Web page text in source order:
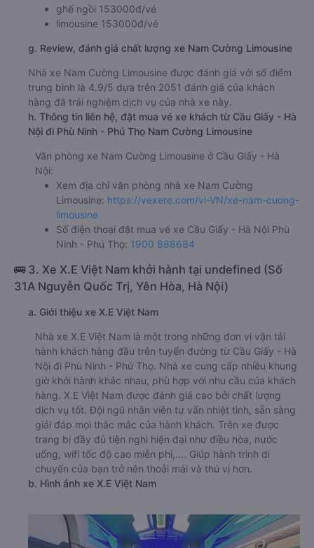
f. Giá vé giá xe khách đi Phù Ninh - Phú Thọ từ Cầu Giấy -
limousine 153000đ/vé
g. Review, đánh giá chất lượng xe Nam Cường Limousine
Nhà xe Nam Cường Limousine được đánh giá với số điểm
trung bình là 4.9/5 dựa trên 2051 đánh giá của khách
hàng đã trải nghiệm dịch vụ của nhà xe này.
h. Thông tin liên hệ, đặt mua vé xe khách từ Cầu Giấy - Hà
Nội đi Phù Ninh - Phú Thọ Nam Cường Limousine
Văn phòng xe Nam Cường Limousine ở Cầu Giấy - Hà
Xem địa chỉ văn phòng nhà xe Nam Cường
Limousine: https://vexere.com/vi-VN/xe-nam-cuong-
limousine
Số điện thoại đặt mua vé xe Cầu Giấy - Hà Nội Phù
Ninh - Phú Thọ:1900 888684
🚌 3. Xe X.E Việt Nam khởi hành tại undefined (Số
31A Nguyễn Quốc Trị, Yên Hòa, Hà Nội)
a. Giới thiệu xe X.E Việt Nam
Nhà xe X.E Việt Nam là một trong những đơn vị vận tải
hành khách hàng đầu trên tuyến đường từ Cầu Giấy - Hà
Nội đi Phù Ninh - Phú Thọ. Nhà xe cung cấp nhiều khung
giờ khởi hành khác nhau, phù hợp với nhu cầu của khách
hàng. X.E Việt Nam được đánh giá cao bởi chất lượng
dịch vụ tốt. Đội ngũ nhân viên tư vấn nhiệt tình, sẵn sàng
giải đáp mọi thắc mắc của hành khách. Trên xe được
trang bị đầy đủ tiện nghi hiện đại như điều hòa, nước
chuyển của bạn trở nên thoải mái và thú vị hơn.
b. Hình ảnh xe X.E Việt Nam